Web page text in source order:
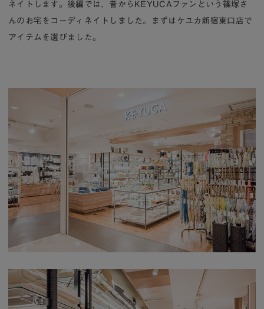
ネイトします。後編では、昔からKEYUCAファンという篠塚さ
んのお宅をコーディネイトしました。まずはケユカ新宿東口店で
アイテムを選びました。